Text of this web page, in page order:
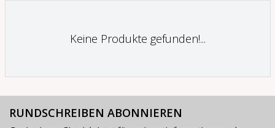
Keine Produkte gefunden!...
RUNDSCHREIBEN ABONNIEREN